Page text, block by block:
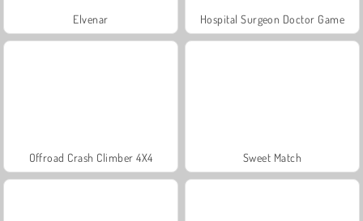
Elvenar Hospital Surgeon Doctor Game
Offroad Crash Climber 4X4 Sweet Match